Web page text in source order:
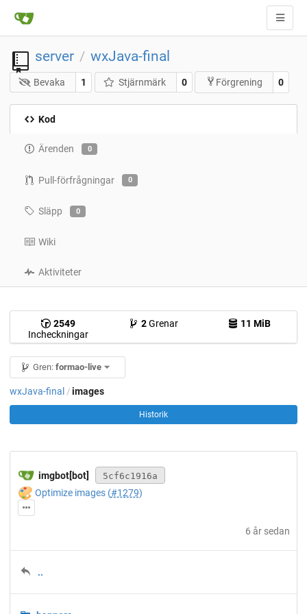
server / wxJava-final
Bevaka 1 Stjärnmärk 0 Förgrening 0
Kod
Ärenden 0
Pull-förfrågningar 0
Släpp 0
Wiki
Aktiviteter
2549
Incheckningar
2Grenar 11 MiB
Gren: formao-live
wxJava-final / images
Historik
imgbot[bot] 5cf6c1916a
🎨 Optimize images (#1279)
6 år sedan
..